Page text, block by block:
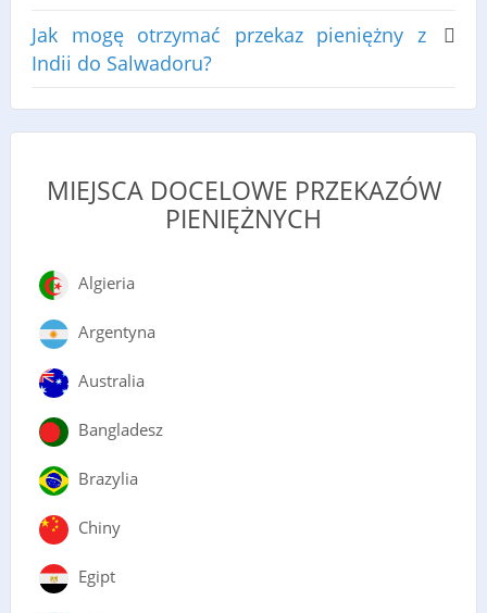
Jak mogę otrzymać przekaz pieniężny z
Indii do Salwadoru?
MIEJSCA DOCELOWE PRZEKAZÓW
PIENIĘŻNYCH
Algieria
Argentyna
Australia
Bangladesz
Brazylia
Chiny
Egipt